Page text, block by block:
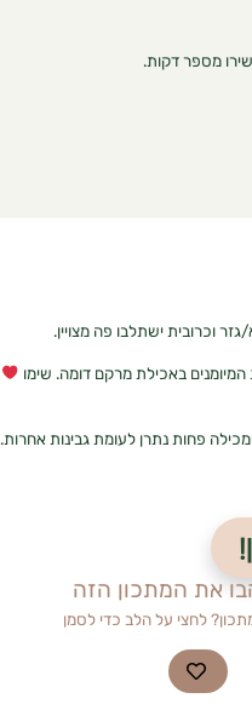
מספר דקות.
וכרובית ישתלבו פה מצויין.
באכילת מרקם דומה. שימו
פחות נתרן לעומת גבינות אחרות.
את המתכון הזה
לחצי על הלב כדי לסמן